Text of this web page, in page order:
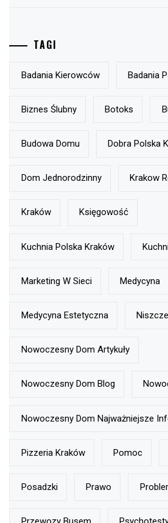
TAGI
Badania Kierowców Badania
Biznes Ślubny Botoks
Budowa Domu Dobra Polska
Dom Jednorodzinny Krakow
Kraków Księgowość
Kuchnia Polska Kraków
Marketing W Sieci Medycyna
Medycyna Estetyczna
Nowoczesny Dom Artykuły
Nowoczesny Dom Blog
Nowoczesny Dom Najważniejsze
Pizzeria Kraków Pomoc
Posadzki Prawo